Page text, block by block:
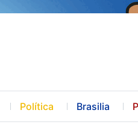
Política Brasilia